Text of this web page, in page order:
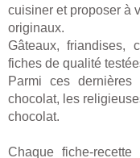
cuisiner et proposer à
originaux.
Gâteaux, friandises,
fiches de qualité
Parmi ces
chocolat, les
chocolat.
Chaque fiche-